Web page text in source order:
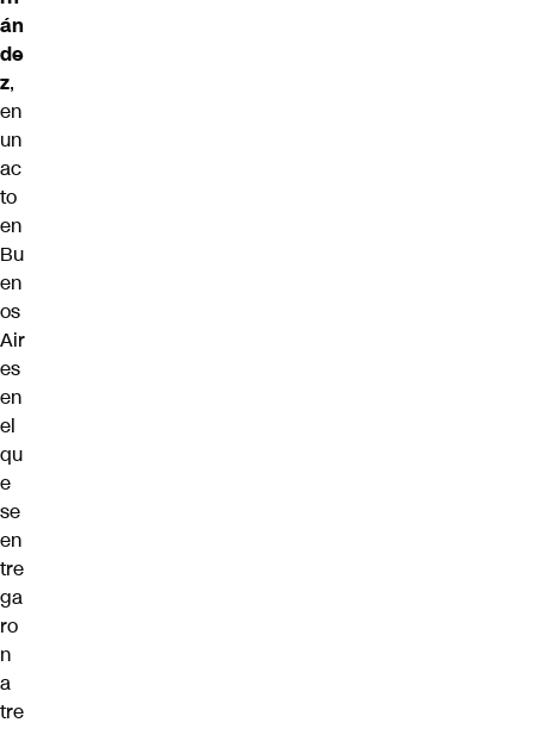
án
de
z,
en
un
ac
to
en
Bu
en
os
Air
es
en
el
qu
e
se
en
tre
ga
ro
n
a
tre